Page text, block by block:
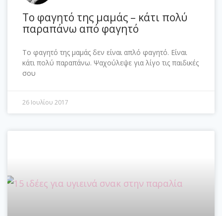
Το φαγητό της μαμάς – κάτι πολύ
παραπάνω από φαγητό
Το φαγητό της μαμάς δεν είναι απλό φαγητό. Είναι
κάτι πολύ παραπάνω. Ψαχούλεψε για λίγο τις παιδικές
σου
26 Ιουλίου 2017